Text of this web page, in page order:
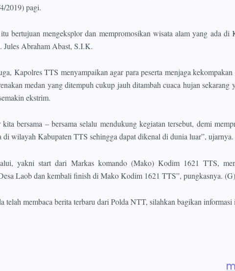
2019) pagi.
bertujuan mengeksplor dan mempromosikan wisata alam yang ada di
Jules Abraham Abast, S.I.K.
Kapolres TTS menyampaikan agar para peserta menjaga kekompakan
medan yang ditempuh cukup jauh ditambah cuaca hujan sekarang
ekstrim.
bersama – bersama selalu mendukung kegiatan tersebut, demi
di wilayah Kabupaten TTS sehingga dapat dikenal di dunia luar”, ujarnya.
yakni start dari Markas komando (Mako) Kodim 1621 TTS,
Laob dan kembali finish di Mako Kodim 1621 TTS”, pungkasnya. (G)
telah membaca berita terbaru dari Polda NTT, silahkan bagikan informasi